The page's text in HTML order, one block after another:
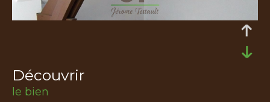
découvrir
le bien